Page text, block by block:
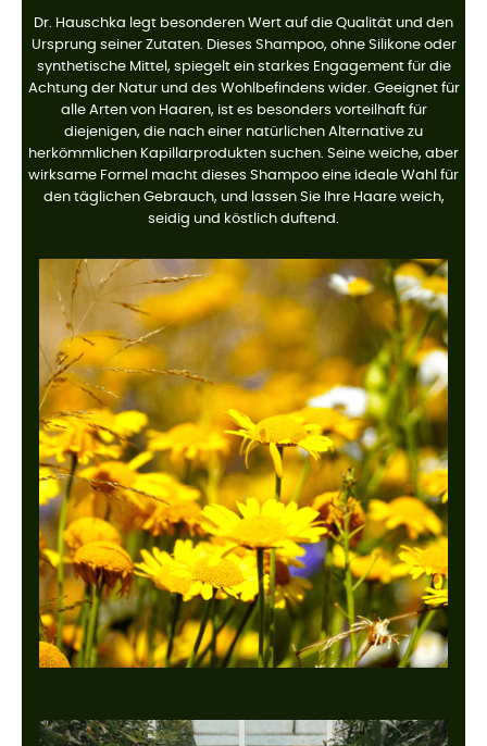
Dr. Hauschka legt besonderen Wert auf die Qualität und den
Ursprung seiner Zutaten. Dieses Shampoo, ohne Silikone oder
synthetische Mittel, spiegelt ein starkes Engagement für die
Achtung der Natur und des Wohlbefindens wider. Geeignet für
alle Arten von Haaren, ist es besonders vorteilhaft für
diejenigen, die nach einer natürlichen Alternative zu
herkömmlichen Kapillarprodukten suchen. Seine weiche, aber
wirksame Formel macht dieses Shampoo eine ideale Wahl für
den täglichen Gebrauch, und lassen Sie Ihre Haare weich,
seidig und köstlich duftend.